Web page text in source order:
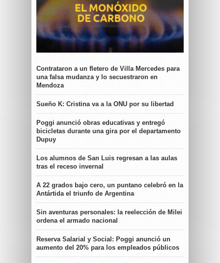
Contrataron a un fletero de Villa Mercedes para
una falsa mudanza y lo secuestraron en
Mendoza
Sueño K: Cristina va a la ONU por su libertad
Poggi anunció obras educativas y entregó
bicicletas durante una gira por el departamento
Dupuy
Los alumnos de San Luis regresan a las aulas
tras el receso invernal
A 22 grados bajo cero, un puntano celebró en la
Antártida el triunfo de Argentina
Sin aventuras personales: la reelección de Milei
ordena el armado nacional
Reserva Salarial y Social: Poggi anunció un
aumento del 20% para los empleados públicos